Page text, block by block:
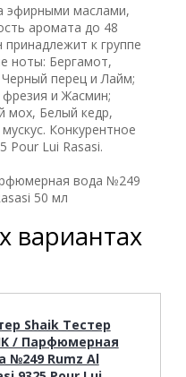
эфирными маслами,
аромата до 48
к группе
ноты: Бергамот,
перец и Лайм;
и Жасмин;
мох, Белый кедр,
Конкурентное
Pour Lui Rasasi.
вода №249
50 мл
вариантах
Shaik Тестер
/ Парфюмерная
№249 Rumz Al